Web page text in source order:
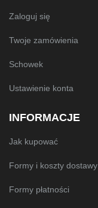
Zaloguj się
Twoje zamówienia
Schowek
Ustawienie konta
INFORMACJE
Jak kupować
Formy i koszty dostawy
Formy płatności